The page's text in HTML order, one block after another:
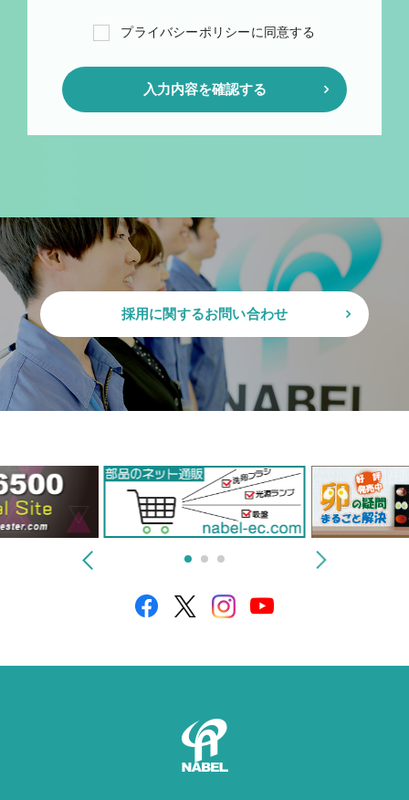
プライバシーポリシーに同意する
入力内容を確認する
採用に関するお問い合わせ